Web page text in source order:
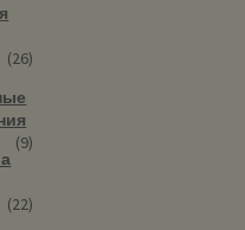
(26)
(9)
(22)